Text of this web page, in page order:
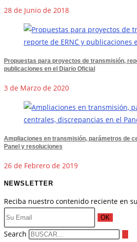
28 de Junio de 2018
Propuestas para proyectos de transmisión,
publicaciones en el Diario Oficial
3 de Marzo de 2020
Ampliaciones en transmisión, parámetros de
Panel y resoluciones
26 de Febrero de 2019
NEWSLETTER
Reciba nuestro contenido reciente en
OK
Search